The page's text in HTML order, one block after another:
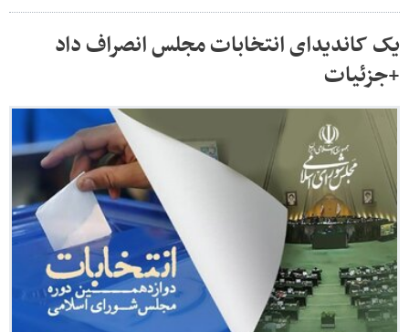
یک کاندیدای انتخابات مجلس انصراف داد
+جزئیات